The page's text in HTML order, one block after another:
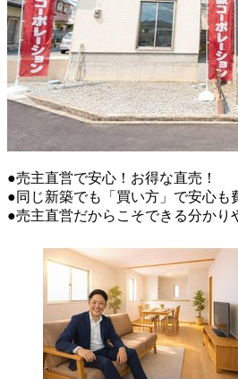
●売主直営で安心！お得な直売！
●同じ新築でも「買い方」で安心も
●売主直営だからこそできる分かり